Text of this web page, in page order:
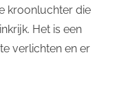
Verlichting
voor
elke
kroonluchter die
Het is een
verlichten en er